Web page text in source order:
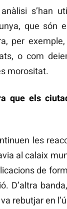
s’han
que són
per
o com
morositat.
que els
les
al calaix
de
D’altra
rebutjar en